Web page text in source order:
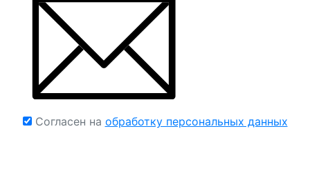
Согласен на обработку персональных данных